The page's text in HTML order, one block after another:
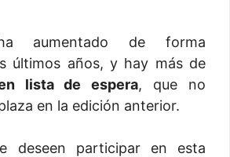
aumentado de forma
últimos años, y hay más de
lista de espera, que no
en la edición anterior.
deseen participar en esta